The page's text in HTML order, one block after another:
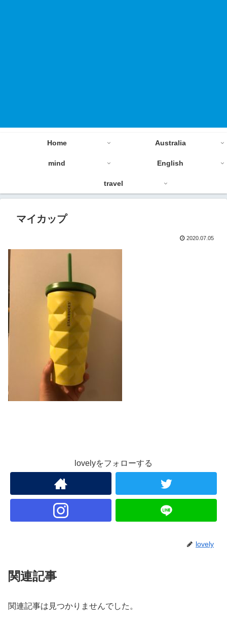
Home Australia
mind English
travel
マイカップ
2020.07.05
lovelyをフォローする
lovely
関連記事
関連記事は見つかりませんでした。